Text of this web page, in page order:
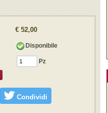
€ 52,00
Disponibile
Pz
Condividi